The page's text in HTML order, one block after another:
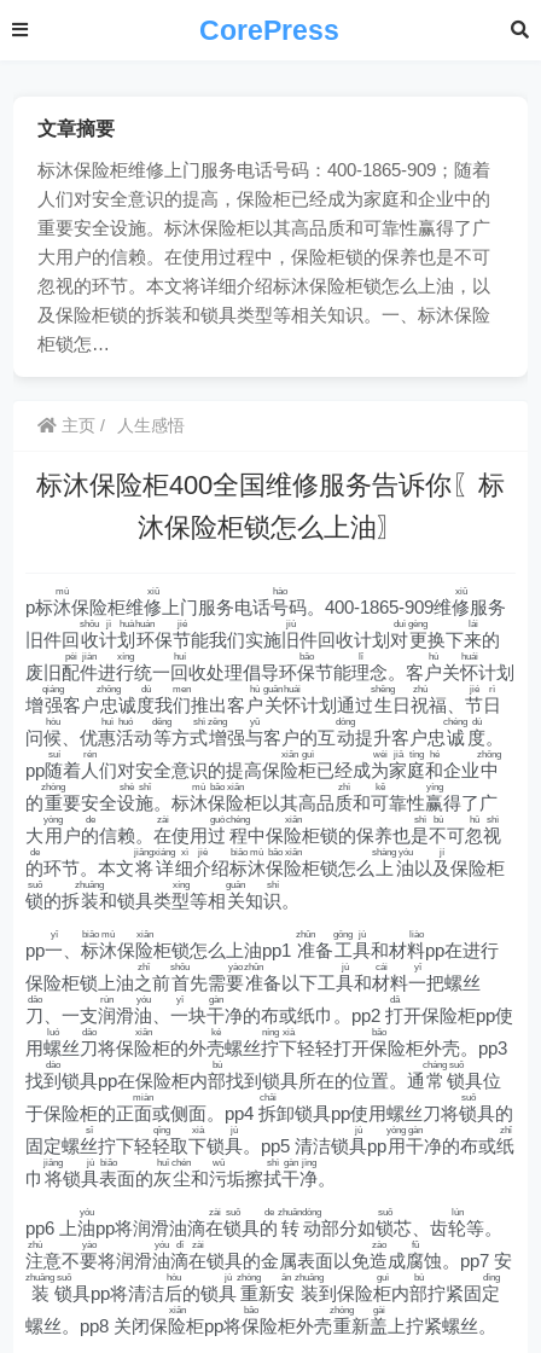
CorePress
文章摘要
标沐保险柜维修上门服务电话号码：400-1865-909；随着
人们对安全意识的提高，保险柜已经成为家庭和企业中的
重要安全设施。标沐保险柜以其高品质和可靠性赢得了广
大用户的信赖。在使用过程中，保险柜锁的保养也是不可
忽视的环节。本文将详细介绍标沐保险柜锁怎么上油，以
及保险柜锁的拆装和锁具类型等相关知识。一、标沐保险
柜锁怎…
主页 人生感悟
标沐保险柜400全国维修服务告诉你〖标
沐保险柜锁怎么上油〗
p标沐
mù
保险柜维修
xiū
上门服务电话号
hào
码。400-1865-909维修
xiū
服务
旧件回收
shōu
计
jì
划
huà
环
huán
保节
jié
能我们实施 旧
jiù
件回收计划 对
duì
更
gèng
换下来
lái
的
废旧配
pèi
件
jiàn
进行
xíng
统一回
huí
收处理倡导环保
bǎo
节能理
lǐ
念。客 户
hù
关怀
huái
计划
增强
qiáng
客户忠
zhōng
诚度
dù
我们
men
推出客 户
hù
关
guān
怀
huái
计划通过生
shēng
日祝
zhù
福、节
jié
日
rì
问候
hòu
、优惠
huì
活
huó
动等
děng
方式
shì
增
zēng
强与
yǔ
客户的互动
dòng
提升客户忠诚
chéng
度
dù
。
pp随
suí
着人
rén
们对安全意识的提高保险
xiǎn
柜
guì
已经成为
wèi
家
jiā
庭
tíng
和
hé
企业中
zhōng
的重
zhòng
要安全设
shè
施
shī
。标沐
mù
保
bǎo
险
xiǎn
柜以其高品质
zhì
和可
kě
靠性赢
yíng
得了广
大 用
yòng
户的
de
信赖。在
zài
使用过
guò
程
chéng
中保险
xiǎn
柜锁的保养也是
shì
不
bù
可忽
hū
视
shì
的
de
环节。本文将
jiāng
详
xiáng
细
xì
介
jiè
绍标
biāo
沐
mù
保
bǎo
险
xiǎn
柜锁怎么 上
shàng
油
yóu
以 及
jí
保险柜
锁
suǒ
的拆装
zhuāng
和锁具类型
xíng
等相关
guān
知识
shí
。
pp一
yī
、标
biāo
沐
mù
保险
xiǎn
柜锁怎么上油pp1 准
zhǔn
备工
gōng
具
jù
和材料
liào
pp在进行
保险柜锁上油之
zhī
前首
shǒu
先需要
yào
准
zhǔn
备以下工具
jù
和材
cái
料一
yī
把螺丝
刀
dāo
、一支润
rùn
滑油
yóu
、一
yī
块干
gàn
净的布或纸巾。pp2打
dǎ
开保险柜pp使
用螺
luó
丝刀
dāo
将保险
xiǎn
柜的外壳
ké
螺丝拧
níng
下
xià
轻轻打开保
bǎo
险柜外壳。pp3
找到
dào
锁具pp在保险柜内部
bù
找到锁具所在的位置。通常
cháng
锁
suǒ
具位
于保险柜的正面
miàn
或侧面。pp4拆
chāi
卸锁具pp使用螺丝刀将锁
suǒ
具的
固定螺丝
sī
拧下轻轻
qīng
取下
xià
锁具
jù
。pp5 清洁锁具
jù
pp用
yòng
干
gàn
净的布或纸
zhǐ
巾 将
jiāng
锁具
jù
表
biǎo
面的灰
huī
尘
chén
和污
wū
垢擦拭
shì
干
gàn
净
jìng
。
pp6 上油
yóu
pp将润滑油滴在
zài
锁
suǒ
具的
de
转
zhuǎn
动
dòng
部分如锁
suǒ
芯、齿轮
lún
等。
注
zhù
意不要
yào
将润滑油
yóu
滴
dī
在
zài
锁具的金属表面以免造
zào
成腐
fǔ
蚀。pp7 安
装
zhuāng
锁
suǒ
具pp将清洁后
hòu
的锁具
jù
重
zhòng
新安
ān
装
zhuāng
到保险柜
guì
内部
bù
拧紧固定
dìng
螺丝。pp8 关闭保险
xiǎn
柜pp将保
bǎo
险柜外壳重
zhòng
新盖
gài
上拧紧螺丝。